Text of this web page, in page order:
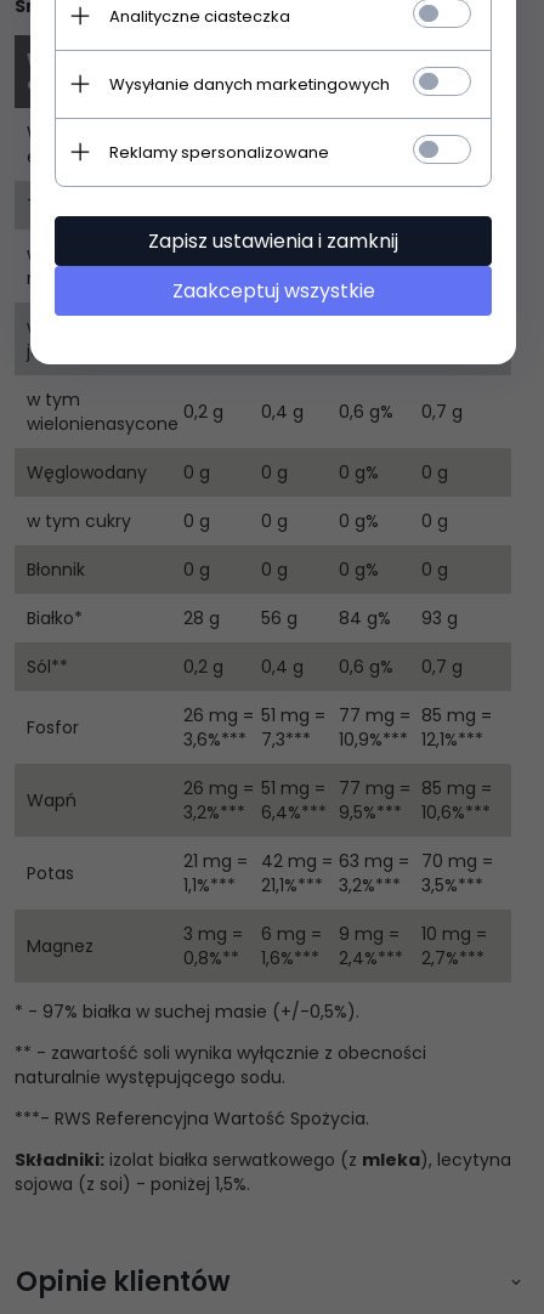
Smak: naturalny.
Wartość
odżywcza
porcjachporcjach 100 g
Wartość
energetyczna
116kcal
232kcal
1637kJ /
386kcal
Tłuszcz
w tym kwasy
nasycone
0,2 g 0,3 g 0,5 g% 0,5 g
w tym kwasy
jednonienasycone
w tym
wielonienasycone 0,2 g 0,4 g 0,6 g% 0,7 g
Węglowodany 0 g 0 g 0 g%
0 g
w tym cukry
0 g 0 g 0 g%
0 g
Błonnik
0 g 0 g 0 g%
0 g
Białko*
28 g 56 g 84 g%
93 g
Sól**
0,2 g 0,4 g 0,6 g% 0,7 g
Fosfor
26 mg =
3,6%***
51 mg =
7,3***
77 mg =
10,9%***
85 mg =
12,1%***
Wapń
26 mg =
3,2%***
51 mg =
6,4%***
77 mg =
9,5%***
85 mg =
10,6%***
Potas
21 mg =
1,1%***
42 mg =
21,1%***
63 mg =
3,2%***
70 mg =
3,5%***
Magnez
3 mg =
0,8%**
6 mg =
1,6%***
9 mg =
2,4%***
10 mg =
2,7%***
* - 97% białka w suchej masie (+/-0,5%).
** - zawartość soli wynika wyłącznie z obecności
naturalnie występującego sodu.
***- RWS Referencyjna Wartość Spożycia.
Składniki: izolat białka serwatkowego (z mleka), lecytyna
sojowa (z soi) - poniżej 1,5%.
Opinie klientów
Analityczne ciasteczka
Wysyłanie danych marketingowych
Reklamy spersonalizowane
Zapisz ustawienia i zamknij
Zaakceptuj wszystkie